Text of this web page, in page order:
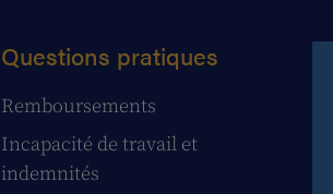
Questions pratiques
Remboursements
Incapacité de travail et
indemnités